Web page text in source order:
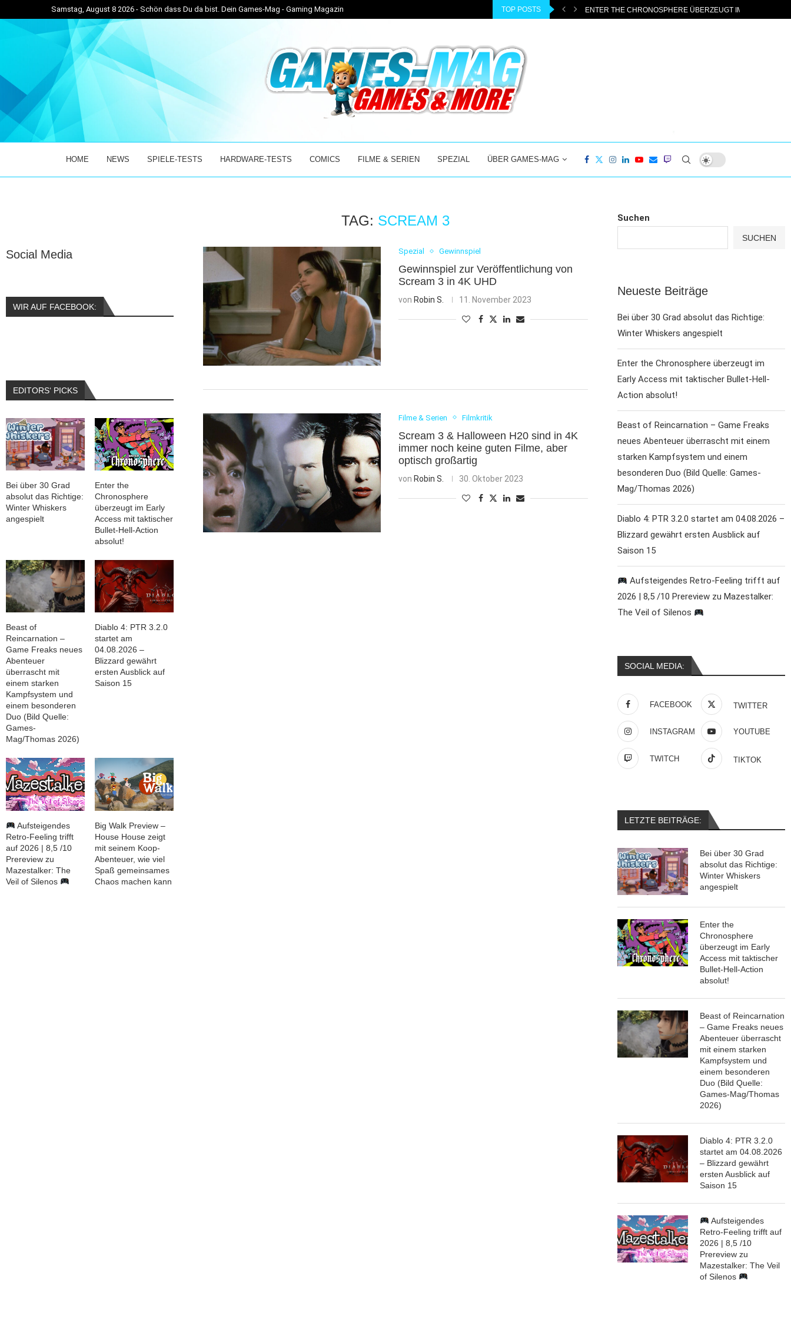
Samstag, August 8 2026 - Schön dass Du da bist. Dein Games-Mag - Gaming Magazin TOP POSTS
EXPRESS RIDER SIMULATOR IM TEST: EINZIGARTIGER MIX AUS... BEI ÜBER 30 GRAD ABSOLUT DAS RICHTIGE: WINTER... ENTER THE CHRONOSPHERE ÜBERZEUGT IM EARLY
HOME NEWS SPIELE-TESTS HARDWARE-TESTS COMICS FILME & SERIEN SPEZIAL ÜBER GAMES-MAG
TAG: SCREAM 3
Spezial Gewinnspiel
Gewinnspiel zur Veröffentlichung von
Scream 3 in 4K UHD
von Robin S. 11. November 2023
Filme & Serien Filmkritik
Scream 3 & Halloween H20 sind in 4K
immer noch keine guten Filme, aber
optisch großartig
von Robin S. 30. Oktober 2023
Suchen
SUCHEN
Neueste Beiträge
Bei über 30 Grad absolut das Richtige:
Winter Whiskers angespielt
Enter the Chronosphere überzeugt im
Early Access mit taktischer Bullet-Hell-
Action absolut!
Beast of Reincarnation – Game Freaks
neues Abenteuer überrascht mit einem
starken Kampfsystem und einem
besonderen Duo (Bild Quelle: Games-
Mag/Thomas 2026)
Diablo 4: PTR 3.2.0 startet am 04.08.2026 –
Blizzard gewährt ersten Ausblick auf
Saison 15
Aufsteigendes Retro-Feeling trifft auf
2026 | 8,5 /10 Prereview zu Mazestalker:
The Veil of Silenos
SOCIAL MEDIA:
FACEBOOK TWITTER
INSTAGRAM YOUTUBE
TWITCH TIKTOK
LETZTE BEITRÄGE:
Bei über 30 Grad
absolut das Richtige:
Winter Whiskers
angespielt
Enter the
Chronosphere
überzeugt im Early
Access mit taktischer
Bullet-Hell-Action
absolut!
Beast of Reincarnation
– Game Freaks neues
Abenteuer überrascht
mit einem starken
Kampfsystem und
einem besonderen
Duo (Bild Quelle:
Games-Mag/Thomas
2026)
Diablo 4: PTR 3.2.0
startet am 04.08.2026
– Blizzard gewährt
ersten Ausblick auf
Saison 15
Aufsteigendes
Retro-Feeling trifft auf
2026 | 8,5 /10
Prereview zu
Mazestalker: The Veil
of Silenos
Social Media
WIR AUF FACEBOOK:
EDITORS‘ PICKS
Bei über 30 Grad
absolut das Richtige:
Winter Whiskers
angespielt
Enter the
Chronosphere
überzeugt im Early
Access mit taktischer
Bullet-Hell-Action
absolut!
Beast of
Reincarnation –
Game Freaks neues
Abenteuer
überrascht mit
einem starken
Kampfsystem und
einem besonderen
Duo (Bild Quelle:
Games-
Mag/Thomas 2026)
Diablo 4: PTR 3.2.0
startet am
04.08.2026 –
Blizzard gewährt
ersten Ausblick auf
Saison 15
Aufsteigendes
Retro-Feeling trifft
auf 2026 | 8,5 /10
Prereview zu
Mazestalker: The
Veil of Silenos
Big Walk Preview –
House House zeigt
mit seinem Koop-
Abenteuer, wie viel
Spaß gemeinsames
Chaos machen kann